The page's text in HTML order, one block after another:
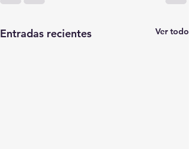
Entradas recientes Ver todo